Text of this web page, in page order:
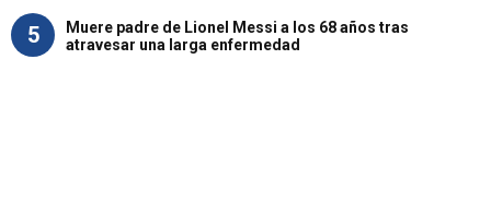
5
Muere padre de Lionel Messi a los 68 años tras
atravesar una larga enfermedad